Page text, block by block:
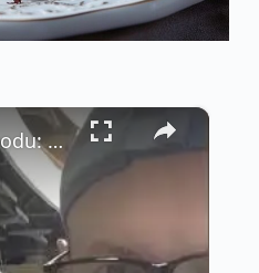
×
Raj Street Foodu: Pad Thai za 60 Batów pod Stacją Ramkhamhaeng 🍜✨